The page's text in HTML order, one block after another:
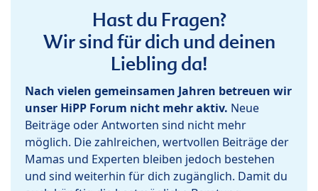
Hast du Fragen?
Wir sind für dich und deinen
Liebling da!
Nach vielen gemeinsamen Jahren betreuen wir
unser HiPP Forum nicht mehr aktiv. Neue
Beiträge oder Antworten sind nicht mehr
möglich. Die zahlreichen, wertvollen Beiträge der
Mamas und Experten bleiben jedoch bestehen
und sind weiterhin für dich zugänglich. Damit du